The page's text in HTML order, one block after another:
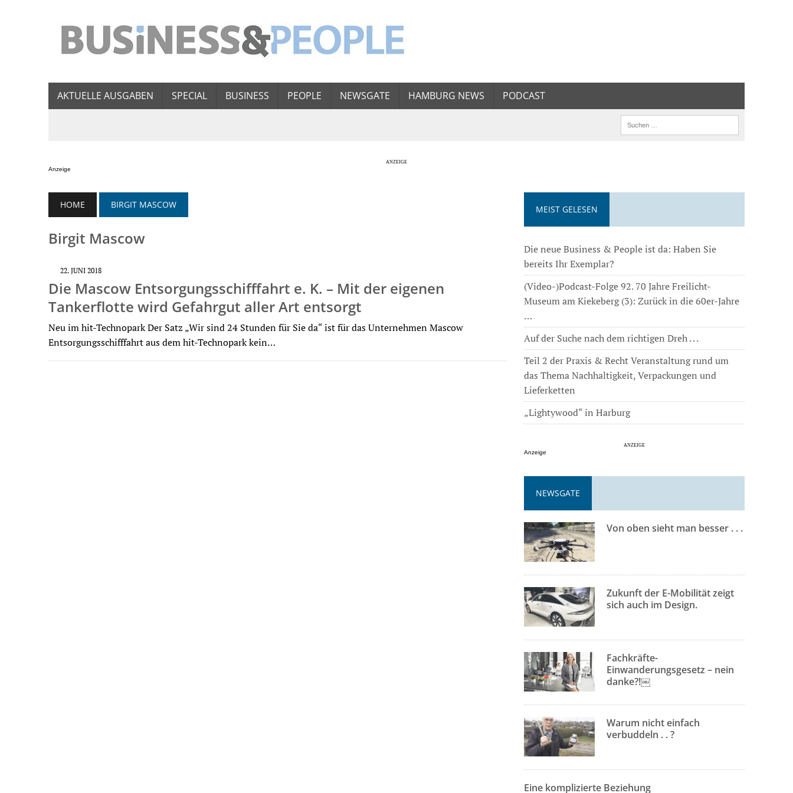
AKTUELLE AUSGABEN SPECIAL BUSINESS PEOPLE NEWSGATE HAMBURG NEWS PODCAST
Anzeige
HOME BIRGIT MASCOW
Birgit Mascow
22. JUNI 2018
Die Mascow Entsorgungsschifffahrt e. K. – Mit der eigenen
Tankerflotte wird Gefahrgut aller Art entsorgt
Neu im hit-Technopark Der Satz „Wir sind 24 Stunden für Sie da“ ist für das Unternehmen Mascow
Entsorgungsschifffahrt aus dem hit-Technopark kein…
MEIST GELESEN
Die neue Business & People ist da: Haben Sie
bereits Ihr Exemplar?
(Video-)Podcast-Folge 92. 70 Jahre Freilicht-
Museum am Kiekeberg (3): Zurück in die 60er-Jahre
…
Auf der Suche nach dem richtigen Dreh . . .
Teil 2 der Praxis & Recht Veranstaltung rund um
das Thema Nachhaltigkeit, Verpackungen und
Lieferketten
„Lightywood“ in Harburg
Anzeige
NEWSGATE
Von oben sieht man besser . . .
Zukunft der E-Mobilität zeigt
sich auch im Design.
Fachkräfte-
Einwanderungsgesetz – nein
danke?!￼
Warum nicht einfach
verbuddeln . . ?
Eine komplizierte Beziehung